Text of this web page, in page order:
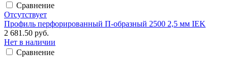
Сравнение
Отсутствует
Профиль перфорированный П-образный 2500 2,5 мм IEK
2 681.50 руб.
Нет в наличии
Сравнение